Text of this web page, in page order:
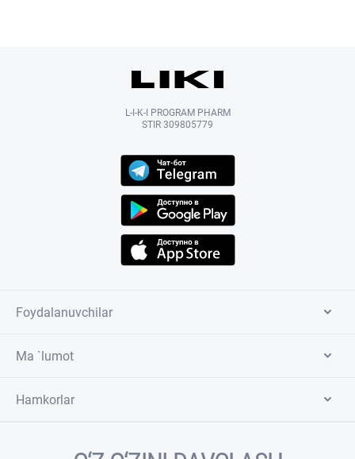
L-I-K-I PROGRAM PHARM
STIR 309805779
Foydalanuvchilar
Ma `lumot
Hamkorlar